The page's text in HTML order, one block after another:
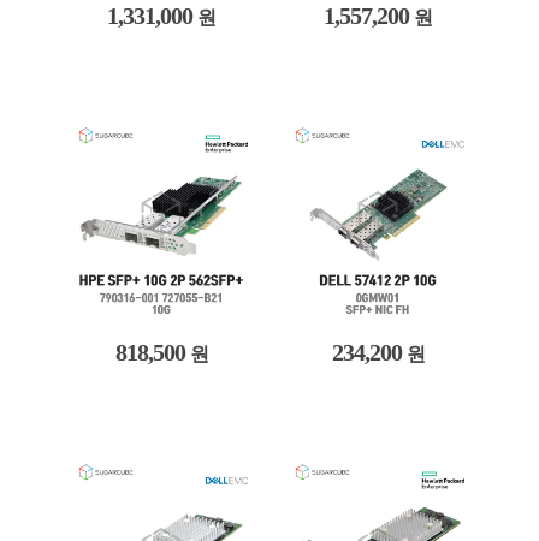
1,331,000 원 1,557,200 원
818,500 원 234,200 원